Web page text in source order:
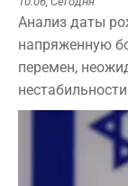
Анализ даты
напряженную
перемен,